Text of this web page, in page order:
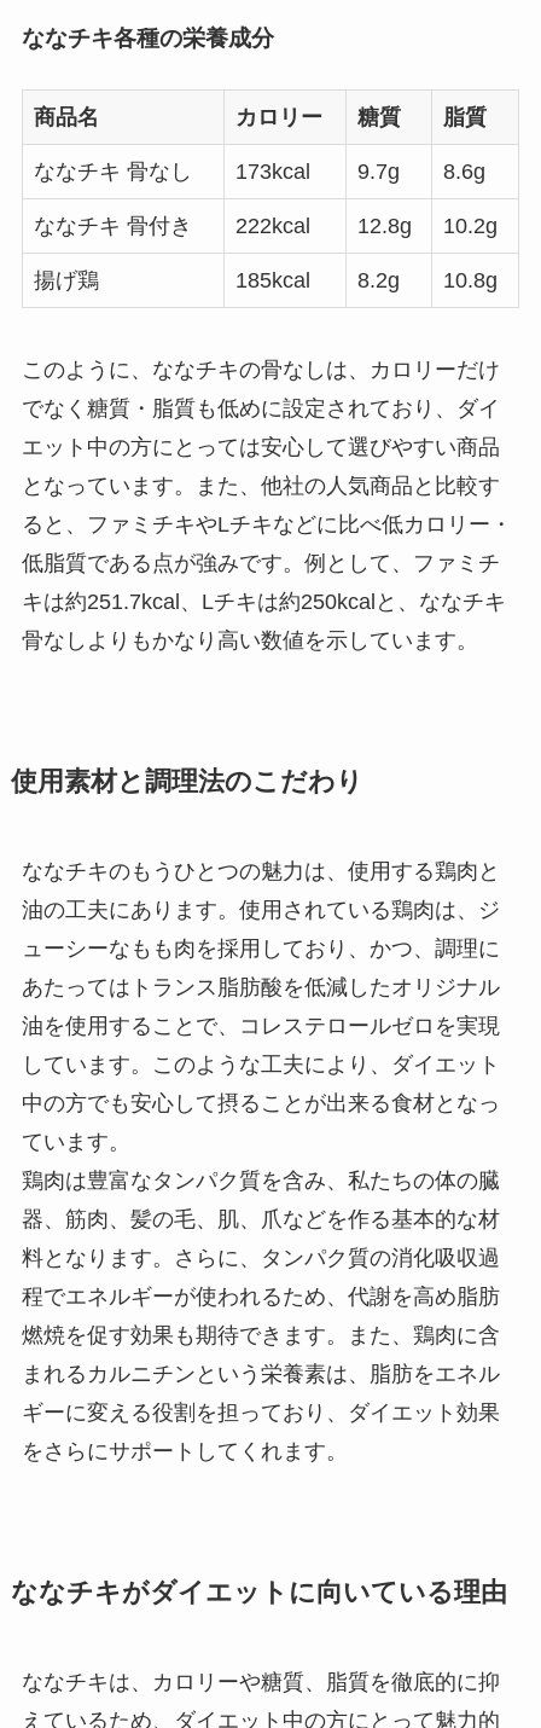
ななチキ各種の栄養成分
商品名 カロリー 糖質 脂質
ななチキ 骨なし 173kcal 9.7g 8.6g
ななチキ 骨付き 222kcal 12.8g 10.2g
揚げ鶏 185kcal 8.2g 10.8g
このように、ななチキの骨なしは、カロリーだけ
でなく糖質・脂質も低めに設定されており、ダイ
エット中の方にとっては安心して選びやすい商品
となっています。また、他社の人気商品と比較す
ると、ファミチキやLチキなどに比べ低カロリー・
低脂質である点が強みです。例として、ファミチ
キは約251.7kcal、Lチキは約250kcalと、ななチキ
骨なしよりもかなり高い数値を示しています。
使用素材と調理法のこだわり
ななチキのもうひとつの魅力は、使用する鶏肉と
油の工夫にあります。使用されている鶏肉は、ジ
ューシーなもも肉を採用しており、かつ、調理に
あたってはトランス脂肪酸を低減したオリジナル
油を使用することで、コレステロールゼロを実現
しています。このような工夫により、ダイエット
中の方でも安心して摂ることが出来る食材となっ
ています。
鶏肉は豊富なタンパク質を含み、私たちの体の臓
器、筋肉、髪の毛、肌、爪などを作る基本的な材
料となります。さらに、タンパク質の消化吸収過
程でエネルギーが使われるため、代謝を高め脂肪
燃焼を促す効果も期待できます。また、鶏肉に含
まれるカルニチンという栄養素は、脂肪をエネル
ギーに変える役割を担っており、ダイエット効果
をさらにサポートしてくれます。
ななチキがダイエットに向いている理由
ななチキは、カロリーや糖質、脂質を徹底的に抑
えているため、ダイエット中の方にとって魅力的